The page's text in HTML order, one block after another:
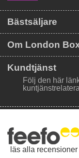
Bästsäljare
Om London
Kundtjänst
Följ den här
läs alla recensioner